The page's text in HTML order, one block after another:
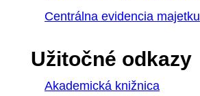
Centrálna evidencia majetku
Užitočné odkazy
Akademická knižnica